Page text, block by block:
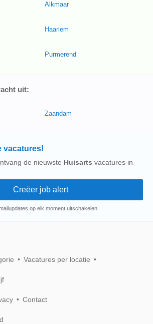
Alkmaar
Haarlem
Purmerend
uit:
Zaandam
vacatures!
de nieuwste Huisarts vacatures in
op elk moment uitschakelen
Vacatures per locatie
Contact